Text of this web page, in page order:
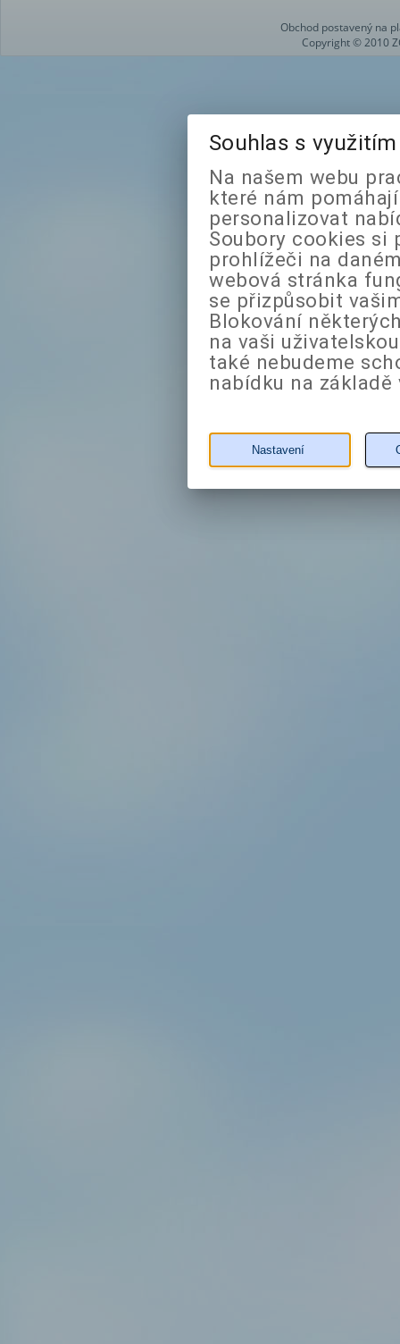
Obchod postavený na
Copyright © 2010
Souhlas s
Na našem webu
které nám
personalizovat
Soubory cookies si
prohlížeči na
webová stránka
se přizpůsobit
Blokování
na vaši
také nebudeme
nabídku na
Nastavení